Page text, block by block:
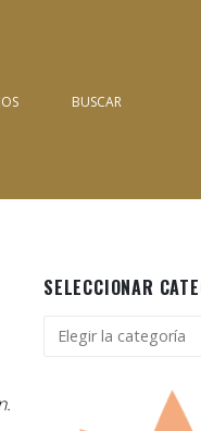
BUSCAR
SELECCIONAR
Seleccionar
categoría